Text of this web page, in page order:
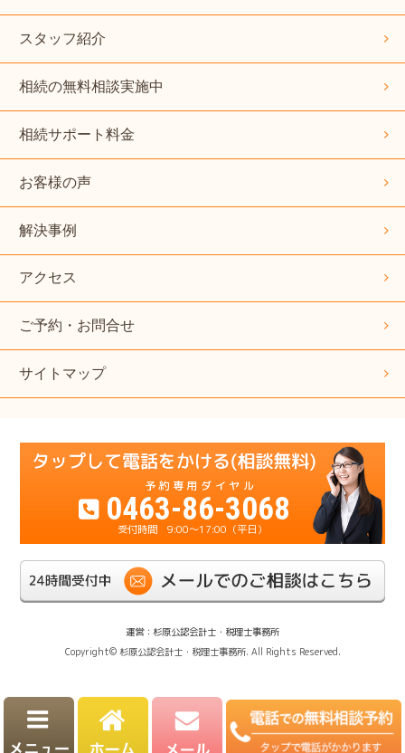
スタッフ紹介
相続の無料相談実施中
相続サポート料金
お客様の声
解決事例
アクセス
ご予約・お問合せ
サイトマップ
0463-86-3068
9:00～17:00（平日）
運営：杉原公認会計士・税理士事務所
Copyright© 杉原公認会計士・税理士事務所. All Rights Reserved.